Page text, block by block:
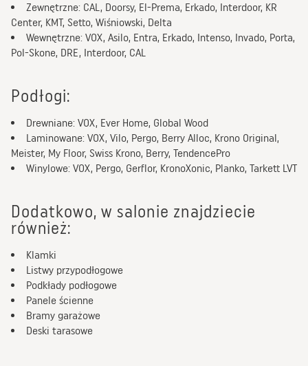
Zewnętrzne: CAL, Doorsy, El-Prema, Erkado, Interdoor, KR
Center, KMT, Setto, Wiśniowski, Delta
Wewnętrzne: VOX, Asilo, Entra, Erkado, Intenso, Invado, Porta,
Pol-Skone, DRE, Interdoor, CAL
podłogi:
Drewniane: VOX, Ever Home, Global Wood
Laminowane: VOX, Vilo, Pergo, Berry Alloc, Krono Original,
Meister, My Floor, Swiss Krono, Berry, TendencePro
Winylowe: VOX, Pergo, Gerflor, KronoXonic, Planko, Tarkett LVT
dodatkowo, w salonie znajdziecie
również:
Klamki
Listwy przypodłogowe
Podkłady podłogowe
Panele ścienne
Bramy garażowe
Deski tarasowe